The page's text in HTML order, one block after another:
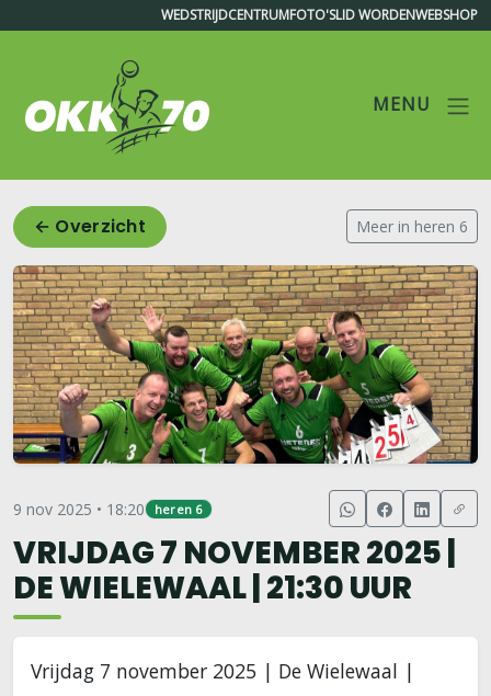
WEDSTRIJDCENTRUMFOTO'SLID WORDENWEBSHOP
OKK'70
MENU
← Overzicht Meer in heren 6
9 nov 2025 • 18:20 heren 6
VRIJDAG 7 NOVEMBER 2025 |
DE WIELEWAAL | 21:30 UUR
Vrijdag 7 november 2025 | De Wielewaal |